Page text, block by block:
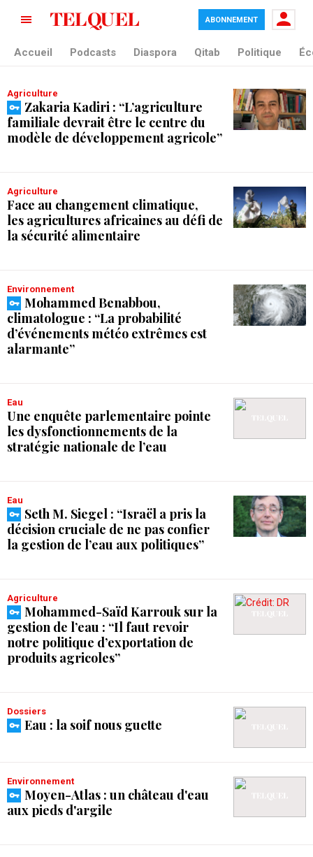
tag blade
ABONNEMENT
Accueil Podcasts Diaspora Qitab Politique
Agriculture
Zakaria Kadiri : “L’agriculture
familiale devrait être le centre du
modèle de développement agricole”
Agriculture
Face au changement climatique,
les agricultures africaines au défi de
la sécurité alimentaire
Environnement
Mohammed Benabbou,
climatologue : “La probabilité
d’événements météo extrêmes est
alarmante”
Eau
Une enquête parlementaire pointe
les dysfonctionnements de la
stratégie nationale de l’eau
Eau
Seth M. Siegel : “Israël a pris la
décision cruciale de ne pas confier
la gestion de l’eau aux politiques”
Agriculture
Mohammed-Saïd Karrouk sur la
gestion de l’eau : “Il faut revoir
notre politique d’exportation de
produits agricoles”
Dossiers
Eau : la soif nous guette
Environnement
Moyen-Atlas : un château d'eau
aux pieds d'argile